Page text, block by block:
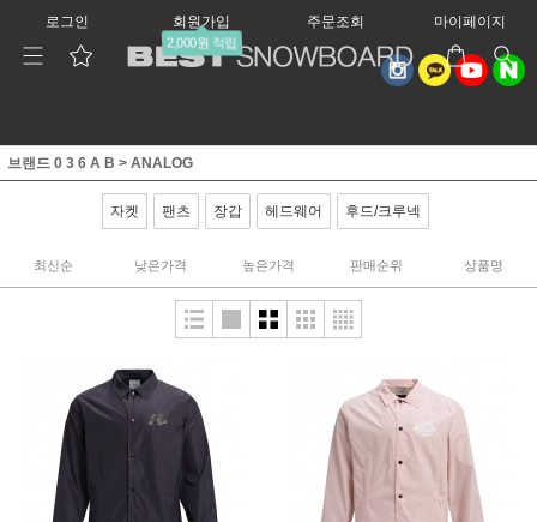
로그인 회원가입
2,000원 적립
주문조회 마이페이지
브랜드 0 3 6 A B > ANALOG
자켓 팬츠 장갑 헤드웨어 후드/크루넥
최신순 낮은가격 높은가격 판매순위 상품명